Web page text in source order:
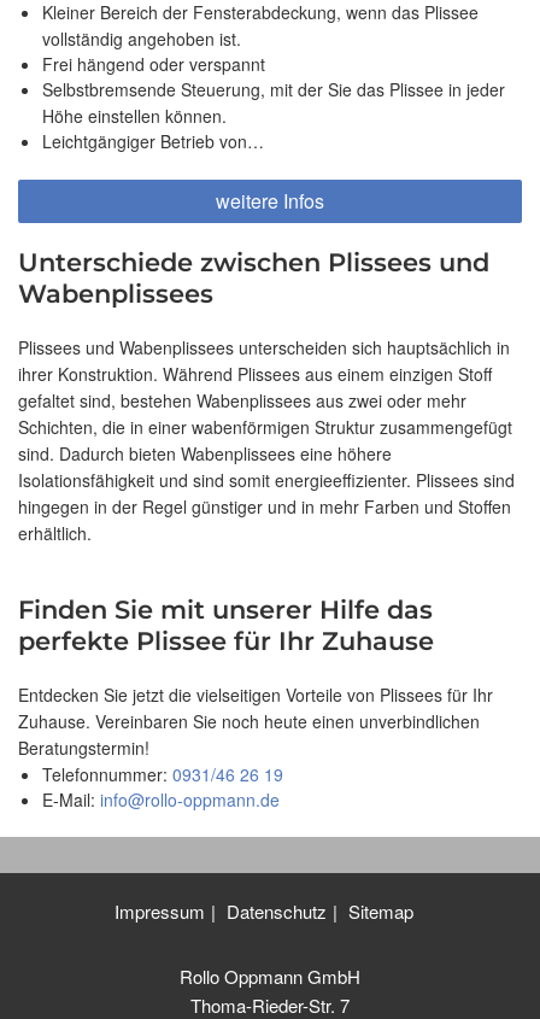
Kleiner Bereich der Fensterabdeckung, wenn das Plissee
vollständig angehoben ist.
Frei hängend oder verspannt
Selbstbremsende Steuerung, mit der Sie das Plissee in jeder
Höhe einstellen können.
Leichtgängiger Betrieb von…
weitere Infos
Unterschiede zwischen Plissees und
Wabenplissees
Plissees und Wabenplissees unterscheiden sich hauptsächlich in
ihrer Konstruktion. Während Plissees aus einem einzigen Stoff
gefaltet sind, bestehen Wabenplissees aus zwei oder mehr
Schichten, die in einer wabenförmigen Struktur zusammengefügt
sind. Dadurch bieten Wabenplissees eine höhere
Isolationsfähigkeit und sind somit energieeffizienter. Plissees sind
hingegen in der Regel günstiger und in mehr Farben und Stoffen
erhältlich.
Finden Sie mit unserer Hilfe das
perfekte Plissee für Ihr Zuhause
Entdecken Sie jetzt die vielseitigen Vorteile von Plissees für Ihr
Zuhause. Vereinbaren Sie noch heute einen unverbindlichen
Beratungstermin!
Telefonnummer: 0931/46 26 19
E-Mail: info@rollo-oppmann.de
Impressum Datenschutz Sitemap
Rollo Oppmann GmbH
Thoma-Rieder-Str. 7